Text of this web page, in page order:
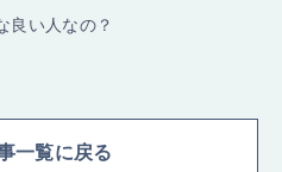
良い人なの？
一覧に戻る